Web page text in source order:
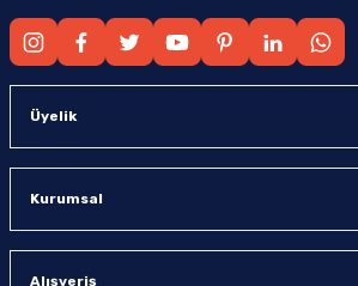
Üyelik
Kurumsal
Alışveriş